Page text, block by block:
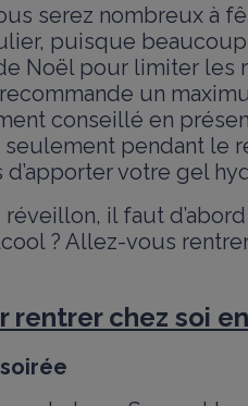
serez nombreux à
puisque
Noël pour limiter les
un
conseillé en
pendant le
d’apporter votre gel
il faut
? Allez-vous
rentrer chez soi